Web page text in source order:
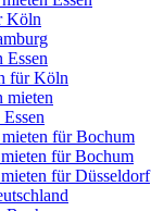
Köln
Essen
für Köln
mieten
für Bochum
für Bochum
für Düsseldorf